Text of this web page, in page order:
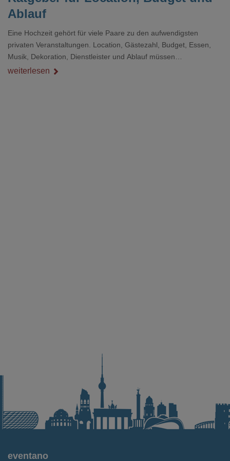
Ablauf
Eine Hochzeit gehört für viele Paare zu den aufwendigsten
privaten Veranstaltungen. Location, Gästezahl, Budget, Essen,
Musik, Dekoration, Dienstleister und Ablauf müssen
zusammenpassen, damit der Tag gut organisiert ist und trotzdem
weiterlesen
eventano